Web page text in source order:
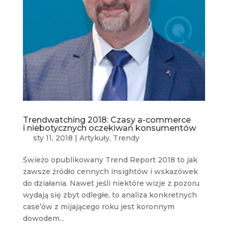
Trendwatching 2018: Czasy a-commerce
i niebotycznych oczekiwań konsumentów
sty 11, 2018 | Artykuły, Trendy
Świeżo opublikowany Trend Report 2018 to jak
zawsze źródło cennych insightów i wskazówek
do działania. Nawet jeśli niektóre wizje z pozoru
wydają się zbyt odległe, to analiza konkretnych
case’ów z mijającego roku jest koronnym
dowodem...